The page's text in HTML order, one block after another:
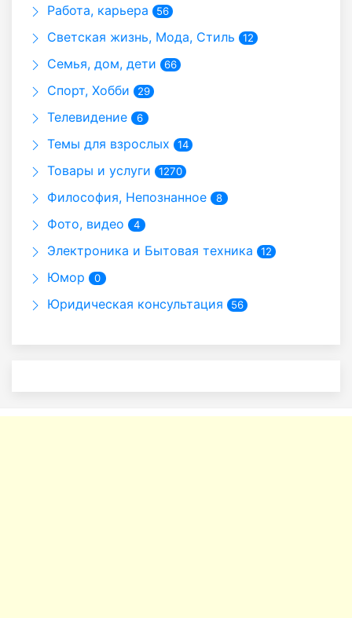
Работа, карьера 56
Светская жизнь, Мода, Стиль 12
Семья, дом, дети 66
Спорт, Хобби 29
Телевидение 6
Темы для взрослых 14
Товары и услуги 1270
Философия, Непознанное 8
Фото, видео 4
Электроника и Бытовая техника 12
Юмор 0
Юридическая консультация 56